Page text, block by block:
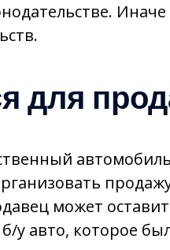
для
может
авто, которое